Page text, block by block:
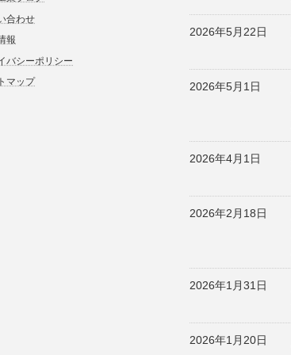
合わせ
報
バシーポリシー
マップ
2026年5月22日
2026年5月1日
2026年4月1日
2026年2月18日
2026年1月31日
2026年1月20日